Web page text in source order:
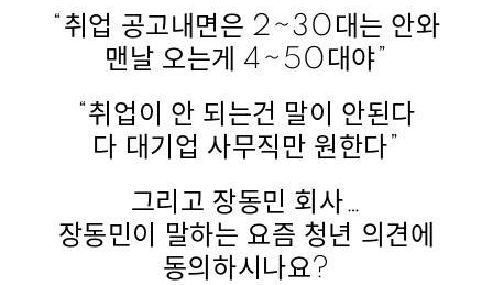
“취업 공고내면은 2~30대는 안와
맨날 오는게 4~50대야”
“취업이 안 되는건 말이 안된다
다 대기업 사무직만 원한다”
그리고 장동민 회사…
장동민이 말하는 요즘 청년 의견에
동의하시나요?